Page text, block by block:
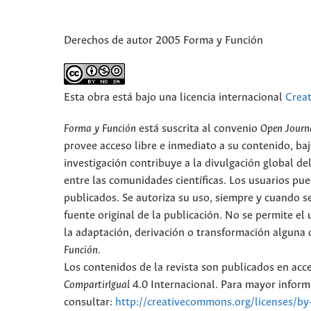
Derechos de autor 2005 Forma y Función
Esta obra está bajo una licencia internacional
Forma y Función está suscrita al convenio Open
provee acceso libre e inmediato a su contenido,
investigación contribuye a la divulgación global
entre las comunidades científicas. Los usuarios
publicados. Se autoriza su uso, siempre y cuando
fuente original de la publicación. No se permite el
la adaptación, derivación o transformación
Función.
Los contenidos de la revista son publicados en
CompartirIgual 4.0 Internacional. Para mayor
consultar: http://creativecommons.org/licenses/